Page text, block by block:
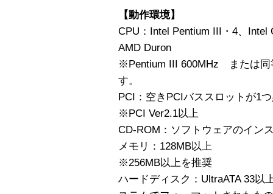
【動作環境】
CPU：Intel Pentium III・4、Intel
AMD Duron
※Pentium III 600MHz または同
す。
PCI：空きPCIバススロットが1
※PCI Ver2.1以上
CD-ROM：ソフトウェアのイン
メモリ：128MB以上
※256MB以上を推奨
ハードディスク：UltraATA 33以